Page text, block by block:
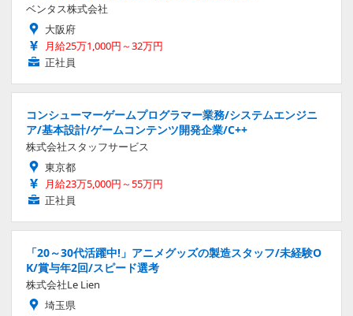
ベンタス株式会社
大阪府
月給25万1,000円～32万円
正社員
コンシューマーゲームプログラマー業務/システムエンジニ
ア/基本設計/ゲームコンテンツ開発企業/C++
株式会社スタッフサービス
東京都
月給23万5,000円～55万円
正社員
「20～30代活躍中!」アニメグッズの製造スタッフ/未経験O
K/賞与年2回/スピード選考
株式会社Le Lien
埼玉県